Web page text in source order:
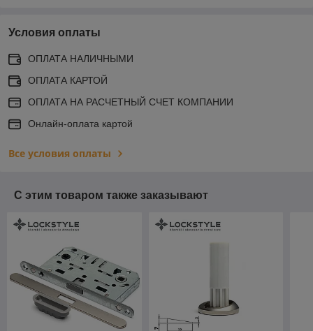
Условия оплаты
ОПЛАТА НАЛИЧНЫМИ
ОПЛАТА КАРТОЙ
ОПЛАТА НА РАСЧЕТНЫЙ СЧЕТ КОМПАНИИ
Онлайн-оплата картой
Все условия оплаты
С этим товаром также заказывают